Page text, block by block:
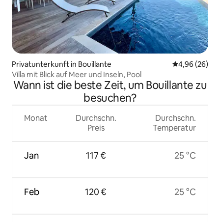
Privatunterkunft in Bouillante
4,96 (26)
Villa mit Blick auf Meer und Inseln, Pool
Wann ist die beste Zeit, um Bouillante zu
besuchen?
Monat
Jan
Feb
Durchschn.
Preis
117 €
120 €
Durchschn.
Temperatur
25 °C
25 °C